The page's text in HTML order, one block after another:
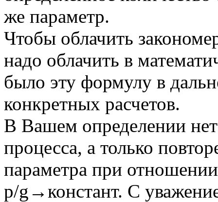
же параметр.
Чтобы облачить
надо облачить в
было эту формулу в
конкретных расчетов.
В Вашем определении
процесса, а только
параметра при
p/g→констант. С